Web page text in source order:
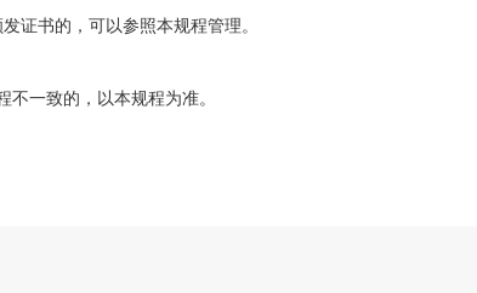
证书的，可以参照本规程管理。
不一致的，以本规程为准。